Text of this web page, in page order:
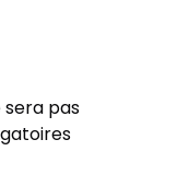
pas